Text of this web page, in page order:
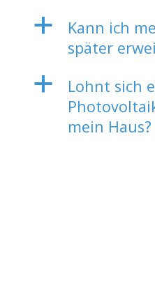
a
Kann ich
später
a
Lohnt sich
mein Haus?